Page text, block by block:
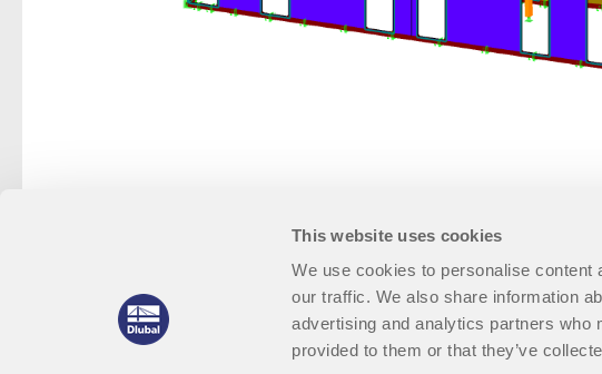
This website uses cookies
We use cookies to personalise
our traffic. We also share information
advertising and analytics partners who
provided to them or that they’ve